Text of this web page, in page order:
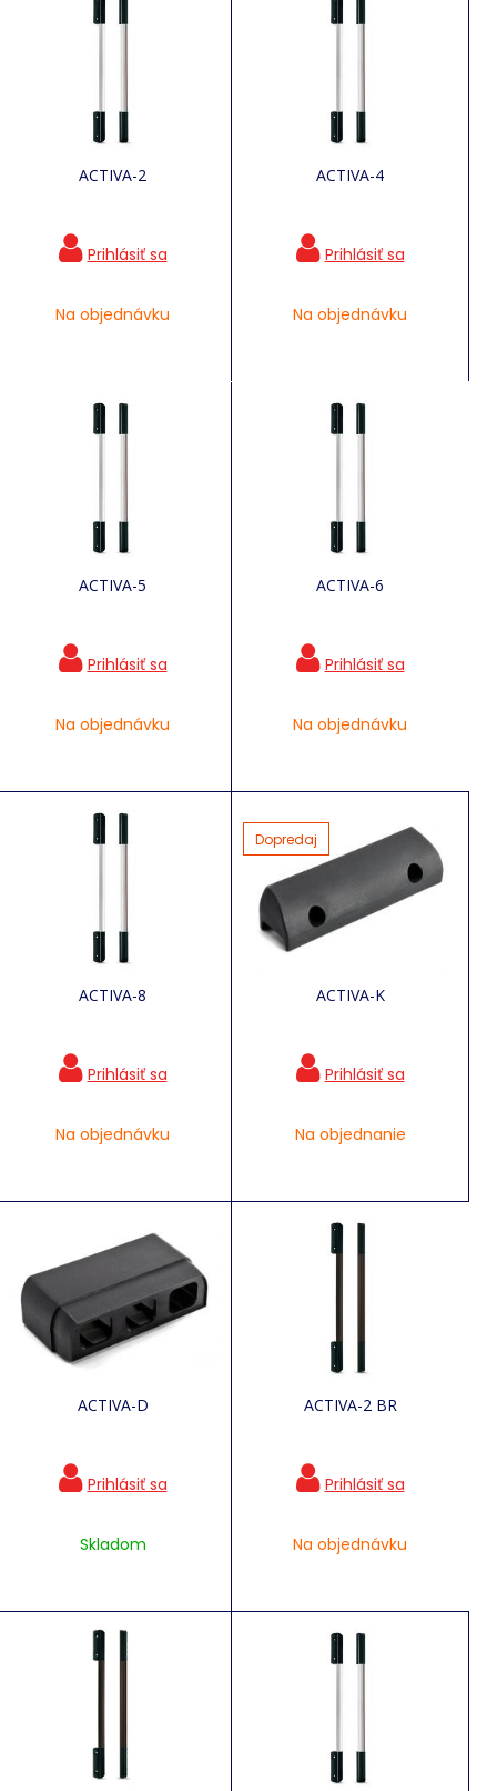
ACTIVA-2
Na objednávku
ACTIVA-4
Na objednávku
ACTIVA-5
Na objednávku
ACTIVA-6
Na objednávku
ACTIVA-8
Na objednávku
ACTIVA-K
Dopredaj
Na objednanie
ACTIVA-D
Skladom
ACTIVA-2 BR
Na objednávku